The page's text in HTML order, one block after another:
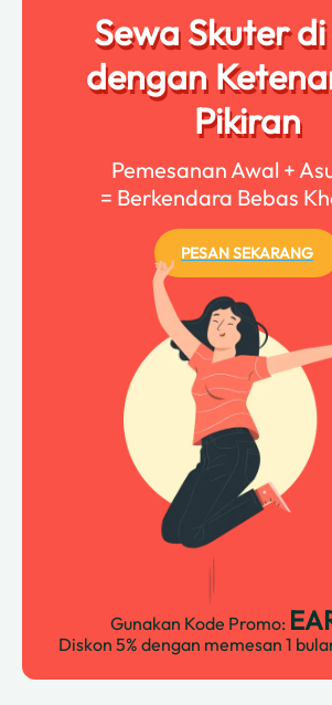
Sewa Skuter
dengan
Pikiran
Pemesanan Awal +
= Berkendara Bebas
PESAN SEKARANG
Gunakan Kode Promo:
Diskon 5% dengan memesan 1